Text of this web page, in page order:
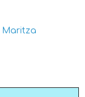
Maritza